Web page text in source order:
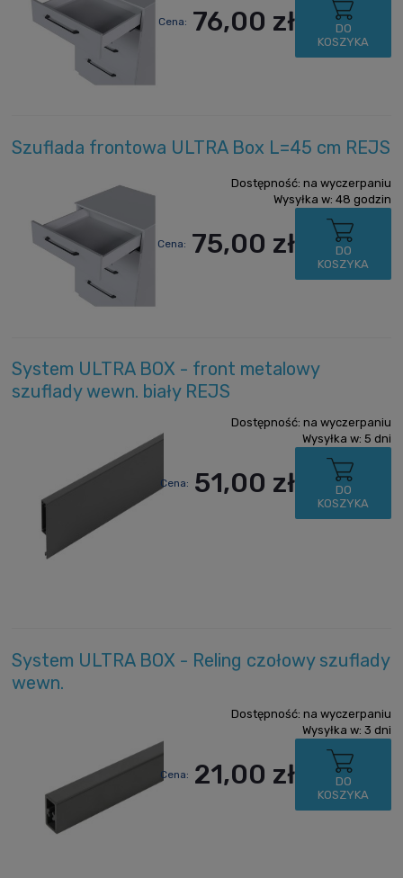
Cena: 76,00 zł
DO
KOSZYKA
Szuflada frontowa ULTRA Box L=45 cm REJS
Dostępność: na wyczerpaniu
Wysyłka w: 48 godzin
Cena: 75,00 zł
DO
KOSZYKA
System ULTRA BOX - front metalowy
szuflady wewn. biały REJS
Dostępność: na wyczerpaniu
Wysyłka w: 5 dni
Cena: 51,00 zł
DO
KOSZYKA
System ULTRA BOX - Reling czołowy szuflady
wewn.
Dostępność: na wyczerpaniu
Wysyłka w: 3 dni
Cena: 21,00 zł
DO
KOSZYKA